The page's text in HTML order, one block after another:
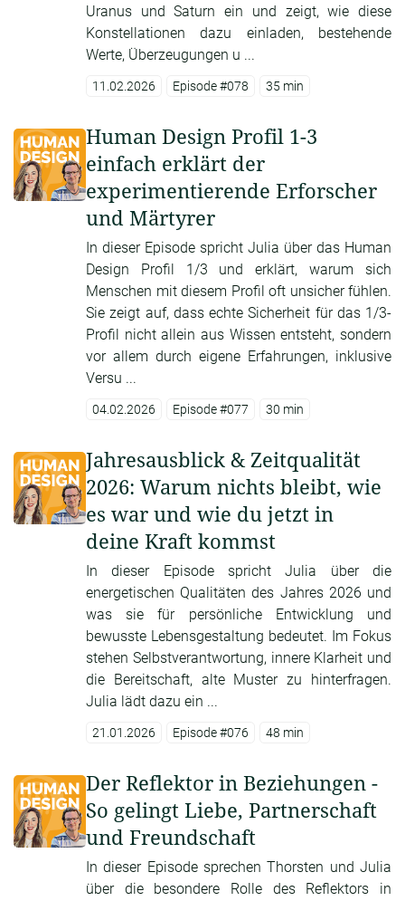
Uranus und Saturn ein und zeigt, wie diese
Konstellationen dazu einladen, bestehende
Werte, Überzeugungen u ...
11.02.2026 Episode #078 35 min
Human Design Profil 1-3
einfach erklärt der
experimentierende Erforscher
und Märtyrer
In dieser Episode spricht Julia über das Human
Design Profil 1/3 und erklärt, warum sich
Menschen mit diesem Profil oft unsicher fühlen.
Sie zeigt auf, dass echte Sicherheit für das 1/3-
Profil nicht allein aus Wissen entsteht, sondern
vor allem durch eigene Erfahrungen, inklusive
Versu ...
04.02.2026 Episode #077 30 min
Jahresausblick & Zeitqualität
2026: Warum nichts bleibt, wie
es war und wie du jetzt in
deine Kraft kommst
In dieser Episode spricht Julia über die
energetischen Qualitäten des Jahres 2026 und
was sie für persönliche Entwicklung und
bewusste Lebensgestaltung bedeutet. Im Fokus
stehen Selbstverantwortung, innere Klarheit und
die Bereitschaft, alte Muster zu hinterfragen.
Julia lädt dazu ein ...
21.01.2026 Episode #076 48 min
Der Reflektor in Beziehungen -
So gelingt Liebe, Partnerschaft
und Freundschaft
In dieser Episode sprechen Thorsten und Julia
über die besondere Rolle des Reflektors in